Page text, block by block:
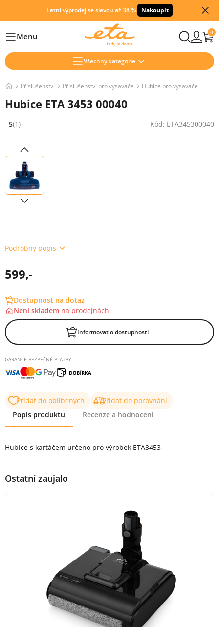
Letní výprodej se slevou až 38 % Nakoupit
HlavníMenu 0
Všechny kategorie
Příslušenství Příslušenství pro vysavače Hubice pro vysavače
Hubice ETA 3453 00040
Hodnocení: 5 z 5 (1 recenzí)
5(1) Kód: ETA345300040
Podrobný popis
599,-
Dostupnost na dotaz
Není skladem na prodejnách
Informovat o dostupnosti
GARANCE BEZPEČNÉ PLATBY
Přidat do oblíbených
Přidat do porovnání
Popis produktu
Recenze a hodnocení
Hubice s kartáčem určeno pro výrobek ETA3453
Ostatní zaujalo